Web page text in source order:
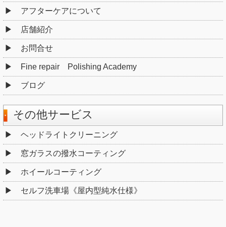
アフターケアについて
店舗紹介
お問合せ
Fine repair Polishing Academy
ブログ
その他サービス
ヘッドライトクリーニング
窓ガラスの撥水コーティング
ホイールコーティング
セルフ洗車場《屋内型純水仕様》